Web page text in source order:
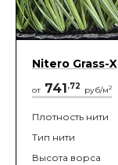
Nitero Grass-X
от 741.72 руб/м2
Плотность нити
Тип нити
Высота ворса